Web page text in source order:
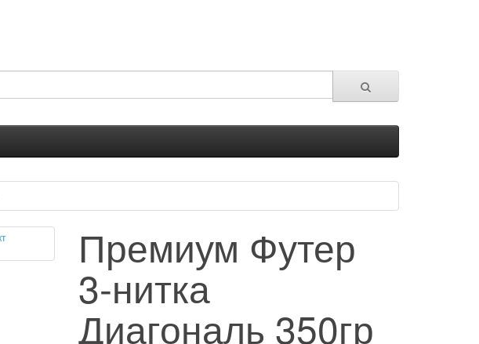
Премиум Футер
3-нитка
Диагональ 350гр